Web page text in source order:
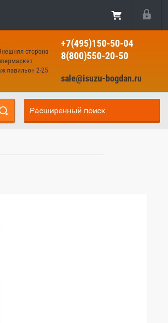
сторона
павильон 2-25
+7(495)150-50-04
8(800)550-20-50
sale@isuzu-bogdan.ru
Расширенный поиск